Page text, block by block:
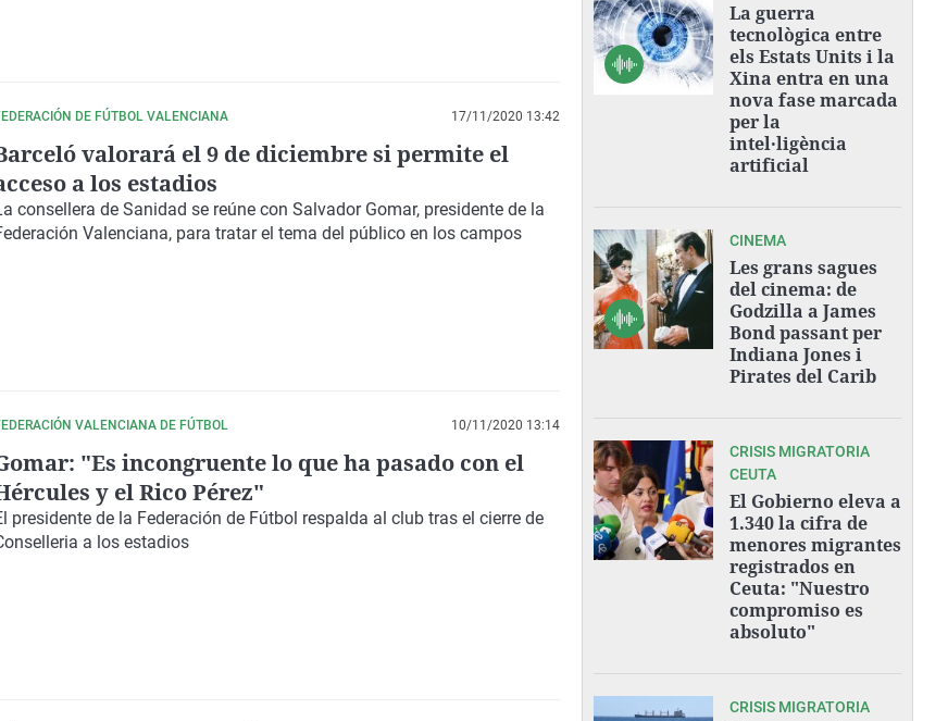
DE FÚTBOL VALENCIANA 17/11/2020 13:42
valorará el 9 de diciembre si permite el
a los estadios
consellera de Sanidad se reúne con Salvador Gomar, presidente de la
Valenciana, para tratar el tema del público en los campos
VALENCIANA DE FÚTBOL 10/11/2020 13:14
"Es incongruente lo que ha pasado con el
y el Rico Pérez"
presidente de la Federación de Fútbol respalda al club tras el cierre de
a los estadios
La guerra
tecnològica entre
els Estats Units i la
Xina entra en una
nova fase marcada
per la
intel·ligència
artificial
CINEMA
Les grans sagues
del cinema: de
Godzilla a James
Bond passant per
Indiana Jones i
Pirates del Carib
CRISIS MIGRATORIA
CEUTA
El Gobierno eleva a
1.340 la cifra de
menores migrantes
registrados en
Ceuta: "Nuestro
compromiso es
absoluto"
CRISIS MIGRATORIA